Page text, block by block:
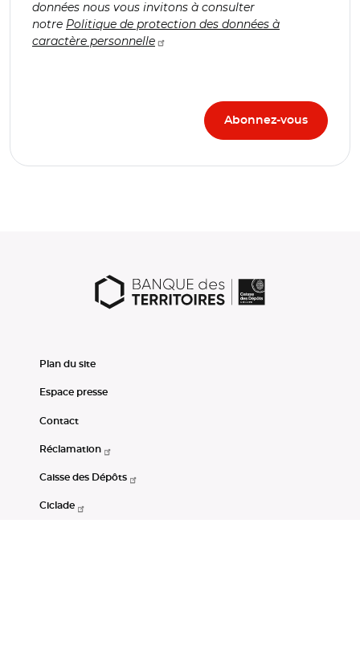
données nous vous invitons à consulter
notre Politique de protection des données à
caractère personnelle
Plan du site
Espace presse
Contact
Réclamation
Caisse des Dépôts
Ciclade